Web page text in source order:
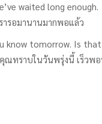
waited long enough.
ารอมานานมากพอแล้ว
know tomorrow. Is that
ณทราบในวันพรุ่งนี้ เร็วพอ